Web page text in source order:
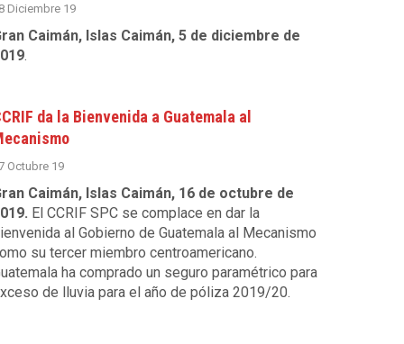
Diciembre 19
Caimán, Islas Caimán, 5 de diciembre de
.
da la Bienvenida a Guatemala al
Octubre 19
Caimán, Islas Caimán, 16 de octubre de
El CCRIF SPC se complace en dar la
al Gobierno de Guatemala al Mecanismo
su tercer miembro centroamericano.
ha comprado un seguro paramétrico para
de lluvia para el año de póliza 2019/20.